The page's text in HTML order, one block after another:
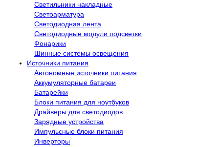
Светильники накладные
Светоарматура
Светодиодная лента
Светодиодные модули подсветки
Фонарики
Шинные системы освещения
Источники питания
Автономные источники питания
Аккумуляторные батареи
Батарейки
Блоки питания для ноутбуков
Драйверы для светодиодов
Зарядные устройства
Импульсные блоки питания
Инверторы